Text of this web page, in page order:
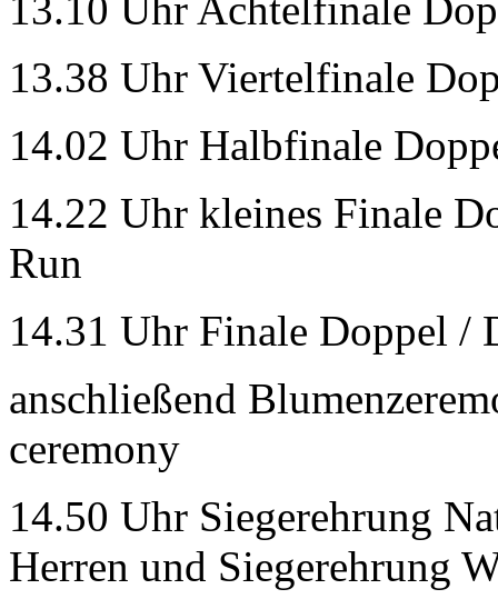
13.10 Uhr Achtelfinale
13.38 Uhr Viertelfinale
14.02 Uhr Halbfinale
14.22 Uhr kleines Finale
Run
14.31 Uhr Finale Doppel /
anschließend
ceremony
14.50 Uhr Siegerehrung
Herren und Siegerehrung